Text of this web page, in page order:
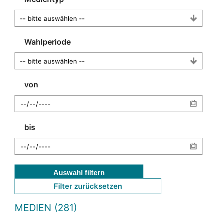
Wahlperiode
von
bis
Auswahl filtern
Filter zurücksetzen
MEDIEN (281)